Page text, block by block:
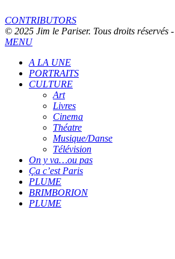
CONTRIBUTORS
© 2025 Jim le Pariser. Tous droits réservés -
MENU
A LA UNE
PORTRAITS
CULTURE
Art
Livres
Cinema
Théatre
Musique/Danse
Télévision
On y va…ou pas
Ça c’est Paris
PLUME
BRIMBORION
PLUME